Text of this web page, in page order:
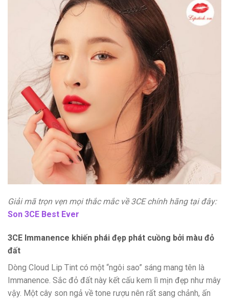
Giải mã trọn vẹn mọi thắc mắc về 3CE chính hãng tại đây:
Son 3CE Best Ever
3CE Immanence khiến phái đẹp phát cuồng bởi màu đỏ
đất
Dòng Cloud Lip Tint có một “ngôi sao” sáng mang tên là
Immanence. Sắc đỏ đất này kết cấu kem lì mịn đẹp như mây
vậy. Một cây son ngả về tone rượu nên rất sang chảnh, ấn